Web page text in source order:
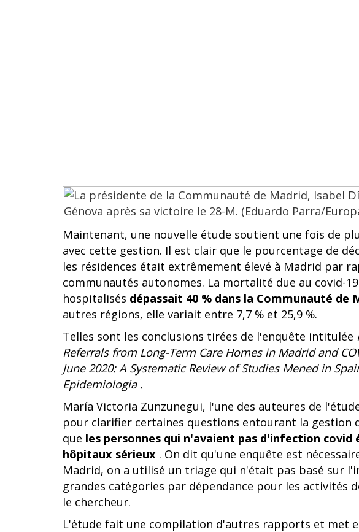
Maintenant, une nouvelle étude soutient une fois de
avec cette gestion. Il est clair que le pourcentage de
les résidences était extrêmement élevé à Madrid par
communautés autonomes. La mortalité due au covid-
hospitalisés dépassait 40 % dans la Communauté de
autres régions, elle variait entre 7,7 % et 25,9 %.
Telles sont les conclusions tirées de l'enquête intitulée
Referrals from Long-Term Care Homes in Madrid and
June 2020: A Systematic Review of Studies Mened in
Epidemiologia .
María Victoria Zunzunegui, l'une des auteures de
pour clarifier certaines questions entourant la gestion
que les personnes qui n'avaient pas d'infection covid
hôpitaux sérieux . On dit qu'une enquête est
Madrid, on a utilisé un triage qui n'était pas basé sur
grandes catégories par dépendance pour les activités
le chercheur.
L'étude fait une compilation d'autres rapports et met